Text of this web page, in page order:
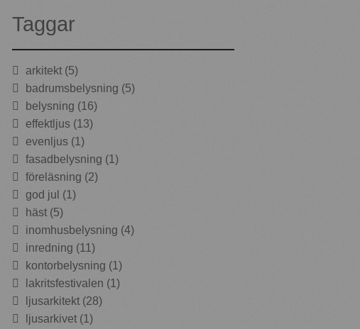
Taggar
arkitekt (5)
badrumsbelysning (5)
belysning (16)
effektljus (13)
evenljus (1)
fasadbelysning (1)
föreläsning (2)
god jul (1)
häst (5)
inomhusbelysning (4)
inredning (11)
kontorbelysning (1)
lakritsfestivalen (1)
ljusarkitekt (28)
ljusarkivet (1)